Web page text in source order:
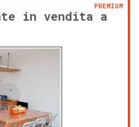
in vendita a
PREMIUM